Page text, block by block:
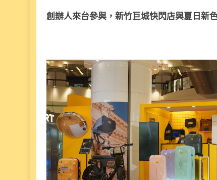
創辦人來台參與，新竹巨城快閃店與夏日新